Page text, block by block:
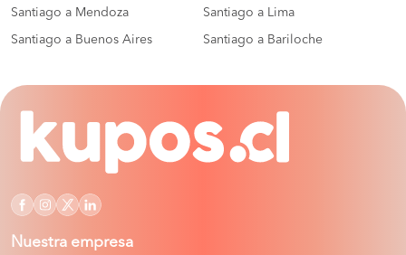
Santiago a Mendoza Santiago a Lima
Santiago a Buenos Aires Santiago a Bariloche
Nuestra empresa